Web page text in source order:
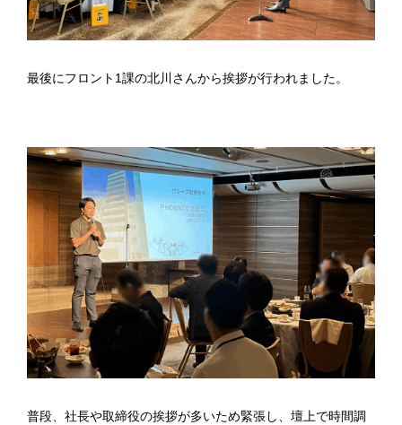
最後にフロント1課の北川さんから挨拶が行われました。
普段、社長や取締役の挨拶が多いため緊張し、壇上で時間調